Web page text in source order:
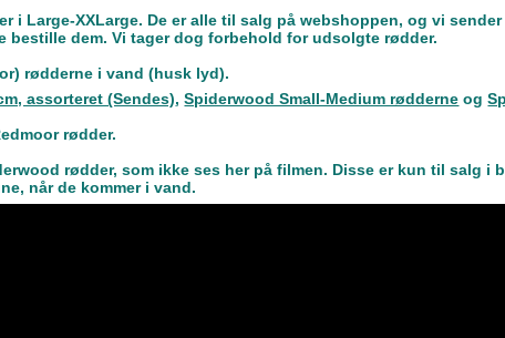
i Large-XXLarge. De er alle til salg på webshoppen, og vi
bestille dem. Vi tager dog forbehold for udsolgte rødder.
rødderne i vand (husk lyd).
assorteret (Sendes), Spiderwood Small-Medium rødderne og
rødder.
rødder, som ikke ses her på filmen. Disse er kun til salg i
når de kommer i vand.